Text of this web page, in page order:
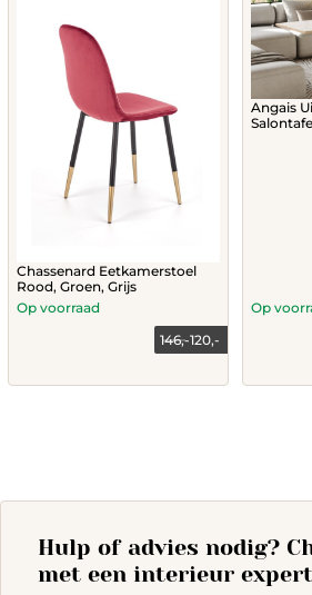
Chassenard Eetkamerstoel
Rood, Groen, Grijs
146,-120,-
Op voorraad
This
options
chosen
Angais
Op
Hulp of advies nodig?
met een interieur